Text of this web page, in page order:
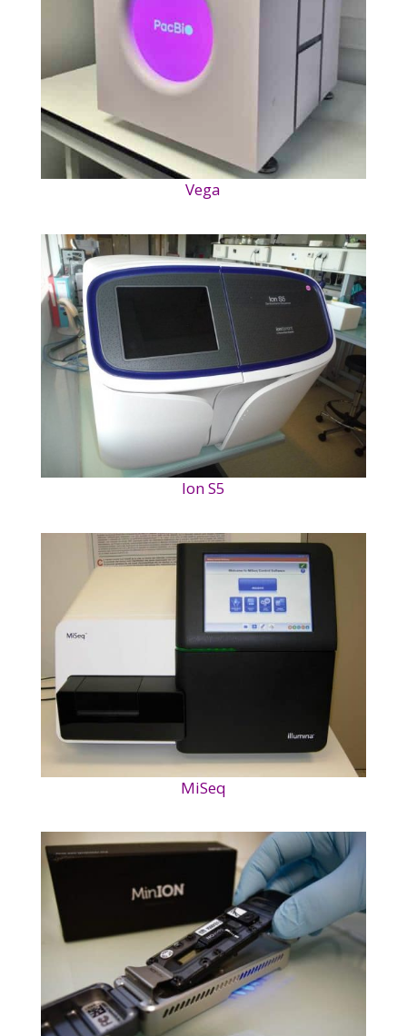
Vega
Ion S5
MiSeq